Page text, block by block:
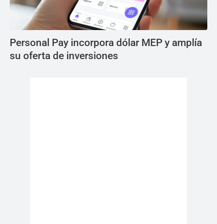
Personal Pay incorpora dólar MEP y amplía
su oferta de inversiones